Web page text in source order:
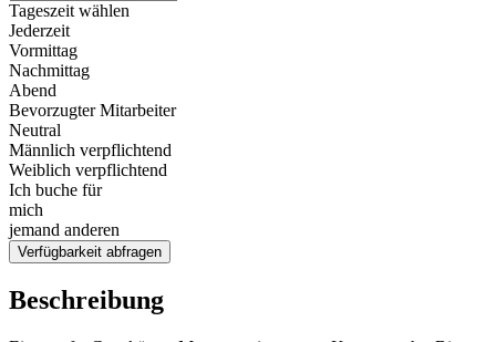
Tageszeit wählen
Jederzeit
Vormittag
Nachmittag
Abend
Bevorzugter Mitarbeiter
Neutral
Männlich verpflichtend
Weiblich verpflichtend
Ich buche für
mich
jemand anderen
Verfügbarkeit abfragen
Beschreibung